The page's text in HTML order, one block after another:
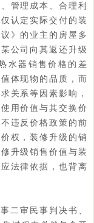
管理成本、合理利
认定实际交付的装
》的业主的房屋多
公司向其返还升级
水器销售价格的差
体现物的品质，而
关系等因素影响，
用价值与其交换价
违反价格政策的前
权，装修升级的销
升级销售价值与装
法律依据，也背离
二审民事判决书、